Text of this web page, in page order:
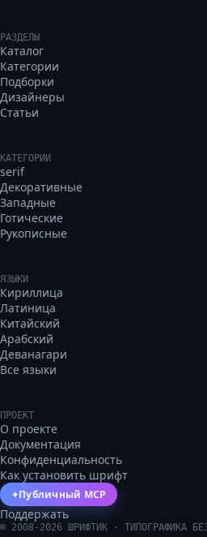
РАЗДЕЛЫ
Каталог
Категории
Подборки
Дизайнеры
Статьи
КАТЕГОРИИ
serif
Декоративные
Западные
Готические
Рукописные
ЯЗЫКИ
Кириллица
Латиница
Китайский
Арабский
Деванагари
Все языки
ПРОЕКТ
О проекте
Документация
Конфиденциальность
Как установить шрифт
✦Публичный MCP
Поддержать
© 2008- 2026 ШРИФТИК · ТИПОГРАФИКА